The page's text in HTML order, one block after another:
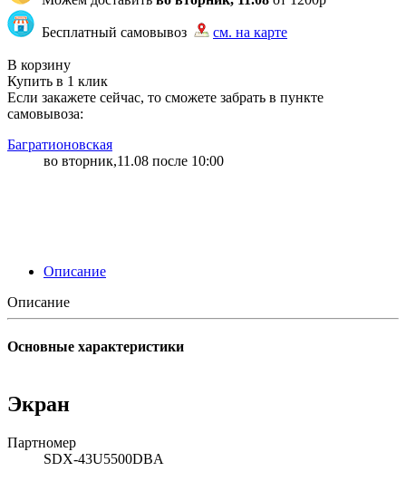
Бесплатный самовывоз
см. на карте
В корзину
Купить в 1 клик
Если закажете сейчас, то сможете забрать в пункте
самовывоза:
Багратионовская
во вторник,11.08 после 10:00
Описание
Описание
Основные характеристики
Экран
Партномер
SDX-43U5500DBA